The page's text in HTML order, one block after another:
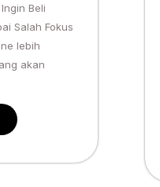
Beli
Salah Fokus
lebih
akan